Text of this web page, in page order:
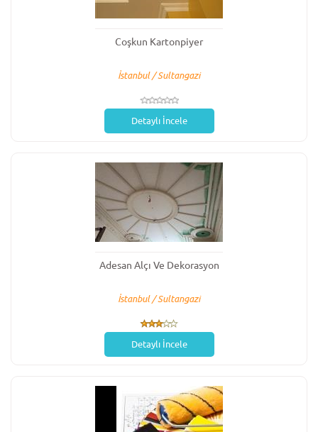
Coşkun Kartonpiyer
İstanbul / Sultangazi
Detaylı İncele
Adesan Alçı Ve Dekorasyon
İstanbul / Sultangazi
Detaylı İncele